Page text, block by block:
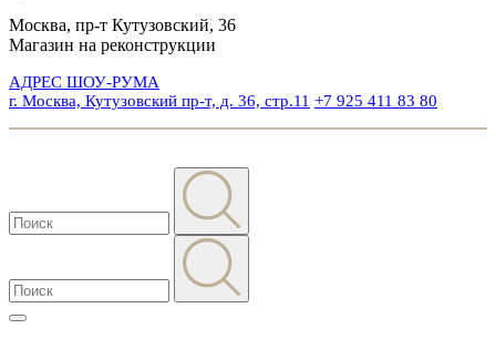
Москва, пр-т Кутузовский, 36
Магазин на реконструкции
АДРЕС ШОУ-РУМА
г. Москва, Кутузовский пр-т, д. 36, стр.11 +7 925 411 83 80